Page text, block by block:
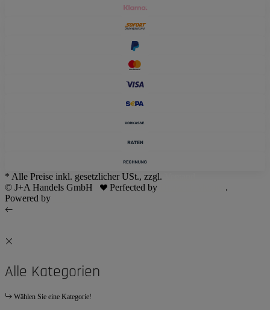
* Alle Preise inkl. gesetzlicher USt., zzgl.
© J+A Handels GmbH
Perfected by
.
Powered by
Alle Kategorien
Wählen Sie eine Kategorie!